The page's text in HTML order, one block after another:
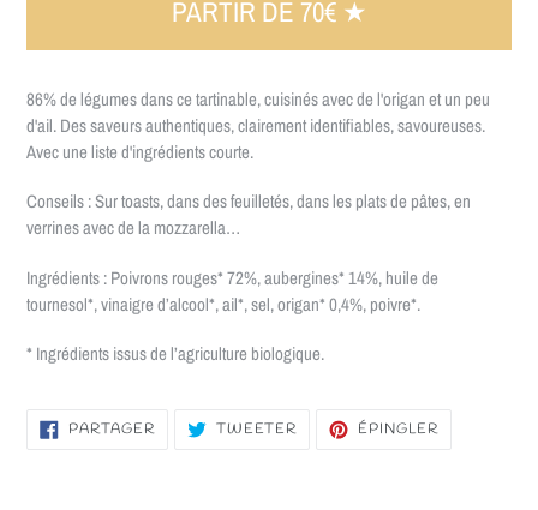
PARTIR DE 70€ ★
86% de légumes dans ce tartinable, cuisinés avec de l'origan et un peu
d'ail. Des saveurs authentiques, clairement identifiables, savoureuses.
Avec une liste d'ingrédients courte.
Conseils : Sur toasts, dans des feuilletés, dans les plats de pâtes, en
verrines avec de la mozzarella…
Ingrédients : Poivrons rouges* 72%, aubergines* 14%, huile de
tournesol*, vinaigre d’alcool*, ail*, sel, origan* 0,4%, poivre*.
* Ingrédients issus de l’agriculture biologique.
PARTAGERPARTAGER
SUR
TWEETER TWEETERÉPINGLER